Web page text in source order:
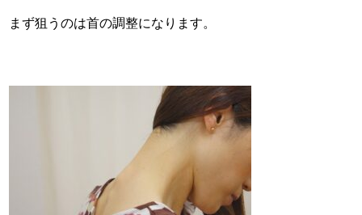
まず狙うのは首の調整になります。